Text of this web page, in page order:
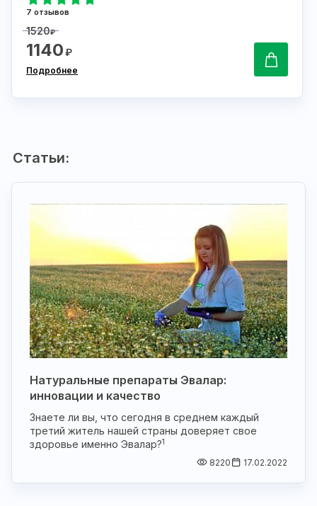
7 отзывов
1520₽
1140₽
Подробнее
Статьи:
Натуральные препараты Эвалар:
инновации и качество
Знаете ли вы, что сегодня в среднем каждый
третий житель нашей страны доверяет свое
здоровье именно Эвалар?1
8220 17.02.2022